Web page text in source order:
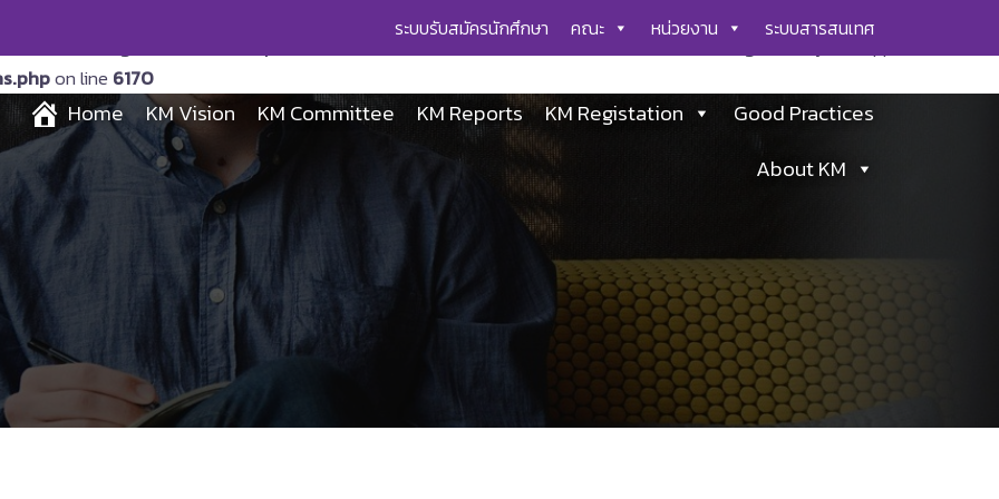
on line 6170
ระบบรับสมัครนักศึกษา คณะ หน่วยงาน ระบบสารสนเทศ
Home KM Vision KM Committee KM Reports KM Registation
Good Practices
About KM